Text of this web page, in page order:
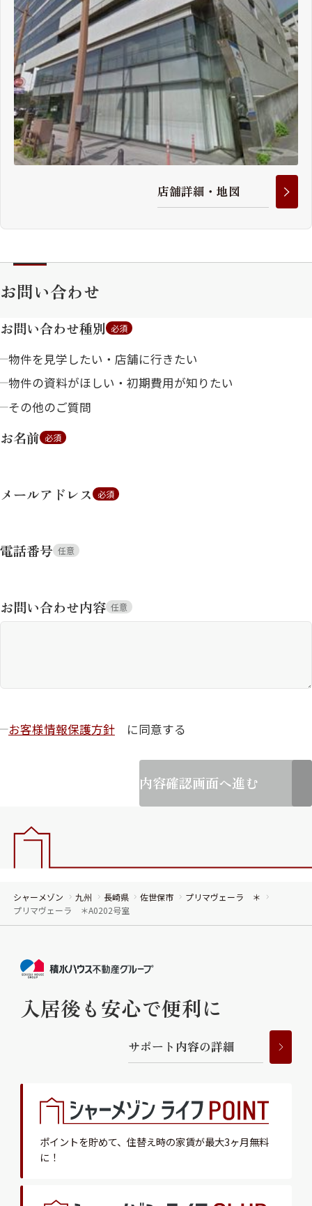
店舗詳細 ・地図
お問い合わせ
お問い合わせ種別 必須
物件を見学したい・店舗に行きたい
物件の資料がほしい・初期費用が知りたい
その他のご質問
お名前 必須
メールアドレス 必須
電話番号 任意
お問い合わせ内容 任意
お客様情報保護方針 に同意する
内容確認画面へ進む
シャーメゾン 九州 長崎県 佐世保市
プリマヴェーラ ＊
プリマヴェーラ ＊A0202号室
入居後も安心で便利に
サポー ト 内容の詳細
ポイントを貯めて、 住替え時の家賃が最大3ヶ月無料
に！